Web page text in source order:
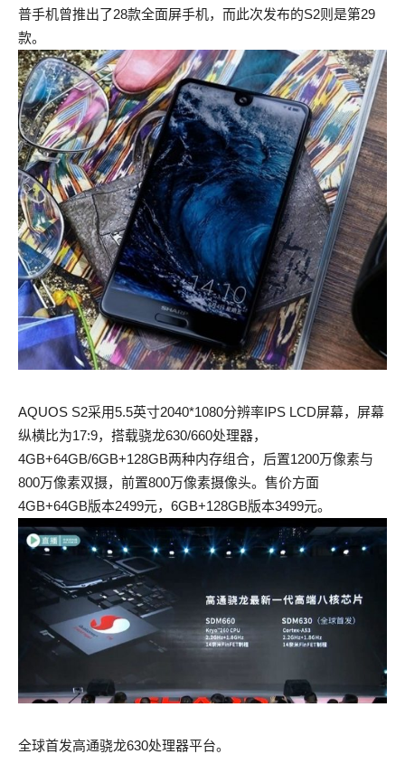
普手机曾推出了28款全面屏手机，而此次发布的S2则是第29
款。
AQUOS S2采用5.5英寸2040*1080分辨率IPS LCD屏幕，屏幕
纵横比为17:9，搭载骁龙630/660处理器，
4GB+64GB/6GB+128GB两种内存组合，后置1200万像素与
800万像素双摄，前置800万像素摄像头。售价方面
4GB+64GB版本2499元，6GB+128GB版本3499元。
全球首发高通骁龙630处理器平台。